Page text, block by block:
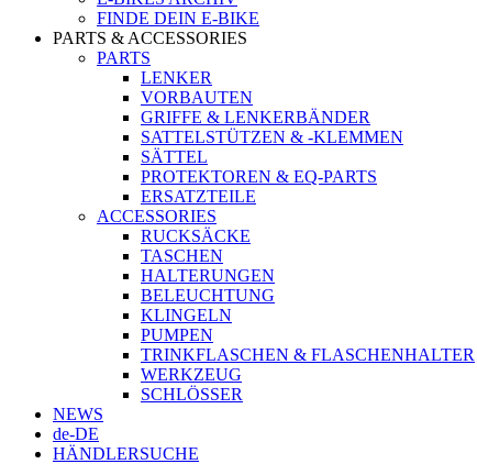
FINDE DEIN E-BIKE
PARTS & ACCESSORIES
PARTS
LENKER
VORBAUTEN
GRIFFE & LENKERBÄNDER
SATTELSTÜTZEN & -KLEMMEN
SÄTTEL
PROTEKTOREN & EQ-PARTS
ERSATZTEILE
ACCESSORIES
RUCKSÄCKE
TASCHEN
HALTERUNGEN
BELEUCHTUNG
KLINGELN
PUMPEN
TRINKFLASCHEN & FLASCHENHALTER
WERKZEUG
SCHLÖSSER
NEWS
de-DE
HÄNDLERSUCHE